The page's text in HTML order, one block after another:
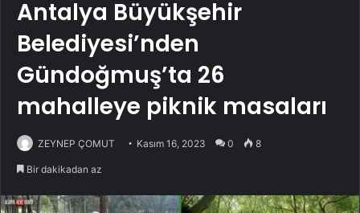
Antalya Büyükşehir
Belediyesi’nden
Gündoğmuş’ta 26
mahalleye piknik masaları
ZEYNEP ÇOMUT Kasım 16, 2023 0 8
Bir dakikadan az